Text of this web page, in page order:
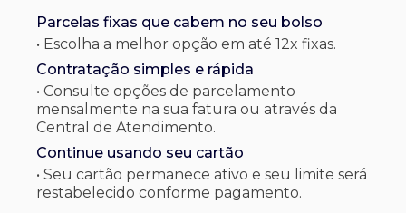
Parcelas fixas que cabem no seu bolso
• Escolha a melhor opção em até 12x fixas.
Contratação simples e rápida
• Consulte opções de parcelamento
mensalmente na sua fatura ou através da
Central de Atendimento.
Continue usando seu cartão
• Seu cartão permanece ativo e seu limite será
restabelecido conforme pagamento.